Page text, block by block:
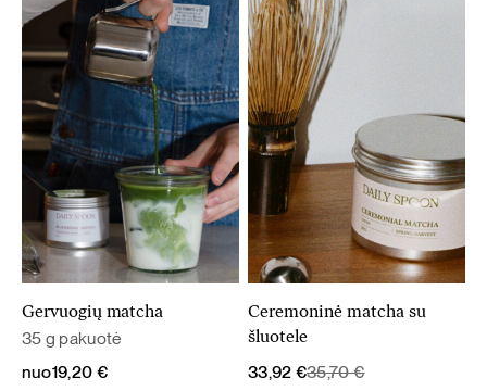
Gervuogių matcha
35 g pakuotė
nuo19,20 €
Ceremoninė matcha su
šluotele
35,70€
Original
33,92 €
Current